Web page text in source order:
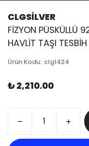
CLGSİLVER
FİZYON PÜSKÜLLÜ
HAVLİT TAŞI TESBİH
Ürün Kodu: clg1424
₺ 2,210.00